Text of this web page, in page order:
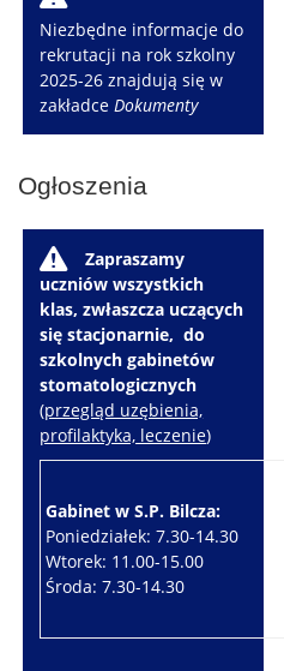
Niezbędne informacje do
rekrutacji na rok szkolny
2025-26 znajdują się w
zakładceDokumenty
Ogłoszenia
W
Zapraszamy
uczniów wszystkich
klas, zwłaszcza uczących
się stacjonarnie, do
szkolnych gabinetów
stomatologicznych
(przegląd uzębienia,
profilaktyka, leczenie)
Gabinet w S.P. Bilcza:
Poniedziałek: 7.30-14.30
Wtorek: 11.00-15.00
Środa: 7.30-14.30